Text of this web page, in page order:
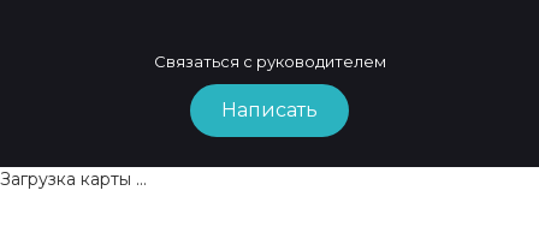
Связаться с руководителем
Написать
Загрузка карты ...